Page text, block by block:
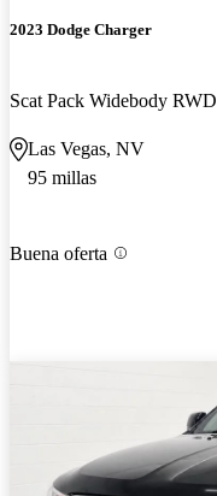
2023 Dodge Charger
Scat Pack Widebody RWD
Las Vegas, NV
95 millas
Buena oferta